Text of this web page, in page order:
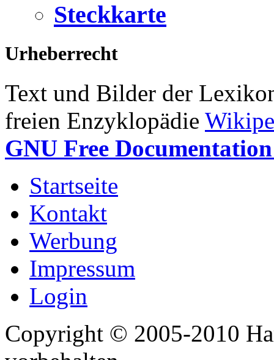
Steckkarte
Urheberrecht
Text und Bilder der
freien Enzyklopädie
GNU Free
Startseite
Kontakt
Werbung
Impressum
Login
Copyright © 2005-2010